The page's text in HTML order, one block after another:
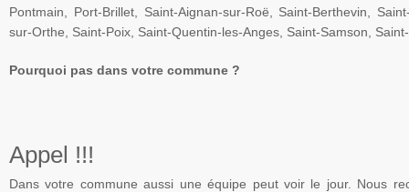
Pontmain
Port-Brillet, Saint-Aignan-sur-Roë Saint-Berthevin ,
sur-Orthe , Saint-Poix, Saint-Quentin-les-Anges Saint-Samson
Pourquoi pas dans votre commune ?
Appel !!!
Dans votre commune aussi une équipe peut voir le jour. Nous